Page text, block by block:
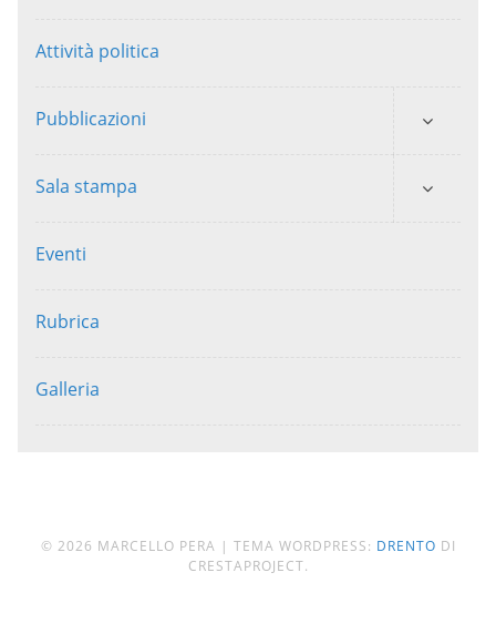
Attività politica
Pubblicazioni
Sala stampa
Eventi
Rubrica
Galleria
© 2026 MARCELLO PERA | TEMA WORDPRESS: DRENTO DI
CRESTAPROJECT.